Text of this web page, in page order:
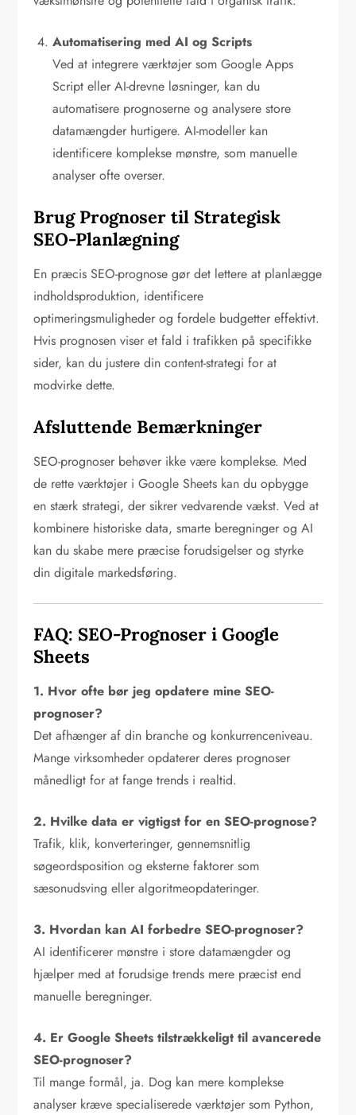
Automatisering med AI og Scripts
Ved at integrere værktøjer som Google Apps
Script eller AI-drevne løsninger, kan du
automatisere prognoserne og analysere store
datamængder hurtigere. AI-modeller kan
identificere komplekse mønstre, som manuelle
analyser ofte overser.
Brug Prognoser til Strategisk
SEO-Planlægning
En præcis SEO-prognose gør det lettere at planlægge
indholdsproduktion, identificere
optimeringsmuligheder og fordele budgetter effektivt.
Hvis prognosen viser et fald i trafikken på specifikke
sider, kan du justere din content-strategi for at
modvirke dette.
Afsluttende Bemærkninger
SEO-prognoser behøver ikke være komplekse. Med
de rette værktøjer i Google Sheets kan du opbygge
en stærk strategi, der sikrer vedvarende vækst. Ved at
kombinere historiske data, smarte beregninger og AI
kan du skabe mere præcise forudsigelser og styrke
din digitale markedsføring.
FAQ: SEO-Prognoser i Google
Sheets
1. Hvor ofte bør jeg opdatere mine SEO-
prognoser?
Det afhænger af din branche og konkurrenceniveau.
Mange virksomheder opdaterer deres prognoser
månedligt for at fange trends i realtid.
2. Hvilke data er vigtigst for en SEO-prognose?
Trafik, klik, konverteringer, gennemsnitlig
søgeordsposition og eksterne faktorer som
sæsonudsving eller algoritmeopdateringer.
3. Hvordan kan AI forbedre SEO-prognoser?
AI identificerer mønstre i store datamængder og
hjælper med at forudsige trends mere præcist end
manuelle beregninger.
4. Er Google Sheets tilstrækkeligt til avancerede
SEO-prognoser?
Til mange formål, ja. Dog kan mere komplekse
analyser kræve specialiserede værktøjer som Python,